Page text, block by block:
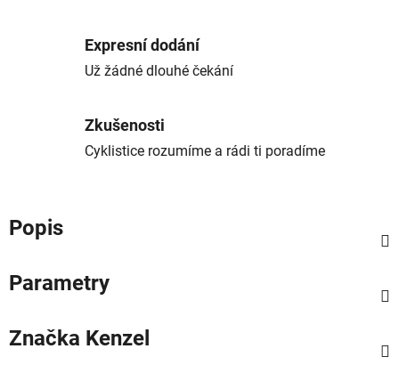
Expresní dodání
Už žádné dlouhé čekání
Zkušenosti
Cyklistice rozumíme a rádi ti poradíme
Popis
Parametry
Značka Kenzel